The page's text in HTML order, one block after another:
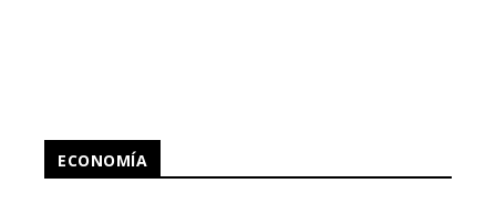
ECONOMÍA